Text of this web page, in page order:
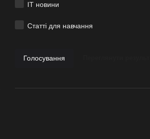
ІТ новини
Статті для навчання
Голосування